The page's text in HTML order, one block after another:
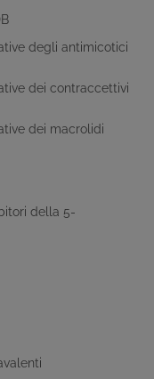
degli antimicotici
dei contraccettivi
dei macrolidi
della 5-